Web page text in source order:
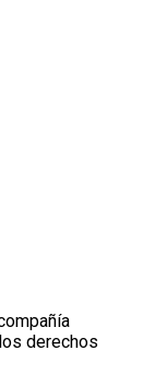
derechos